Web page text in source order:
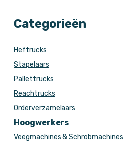
Categorieën
Heftrucks
Stapelaars
Pallettrucks
Reachtrucks
Orderverzamelaars
Hoogwerkers
Veegmachines & Schrobmachines